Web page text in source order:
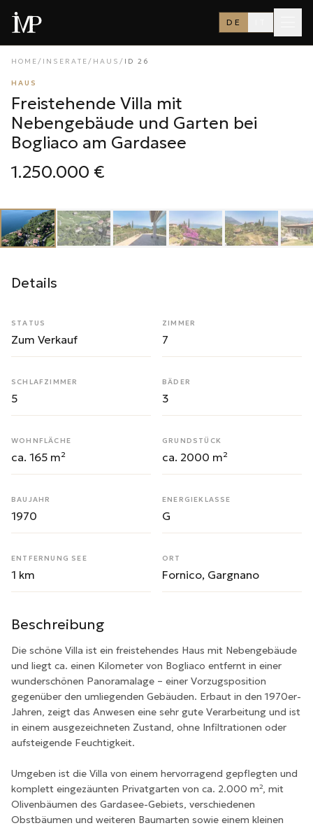
DE
HOME/ INSERATE/ HAUS / ID 26
HAUS
Freistehende Villa mit
Nebengebäude und Garten bei
Bogliaco am Gardasee
1.250.000 €
Details
STATUS
Zum Verkauf
ZIMMER
7
SCHLAFZIMMER
5
BÄDER
3
WOHNFLÄCHE
ca. 165 m²
GRUNDSTÜCK
ca. 2000 m²
BAUJAHR
1970
ENERGIEKLASSE
G
ENTFERNUNG SEE
1 km
ORT
Fornico, Gargnano
Beschreibung
Die schöne Villa ist ein freistehendes Haus mit Nebengebäude
und liegt ca. einen Kilometer von Bogliaco entfernt in einer
wunderschönen Panoramalage – einer Vorzugsposition
gegenüber den umliegenden Gebäuden. Erbaut in den 1970er-
Jahren, zeigt das Anwesen eine sehr gute Verarbeitung und ist
in einem ausgezeichneten Zustand, ohne Infiltrationen oder
aufsteigende Feuchtigkeit.
Umgeben ist die Villa von einem hervorragend gepflegten und
komplett eingezäunten Privatgarten von ca. 2.000 m², mit
Olivenbäumen des Gardasee-Gebiets, verschiedenen
Obstbäumen und weiteren Baumarten sowie einem kleinen